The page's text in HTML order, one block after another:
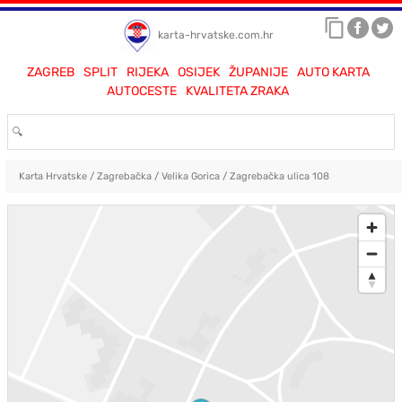
karta-hrvatske.com.hr
ZAGREB SPLIT RIJEKA OSIJEK ŽUPANIJE
AUTO KARTA
AUTOCESTE
KVALITETA ZRAKA
Karta Hrvatske/ Zagrebačka/ Velika Gorica/ Zagrebačka ulica 108